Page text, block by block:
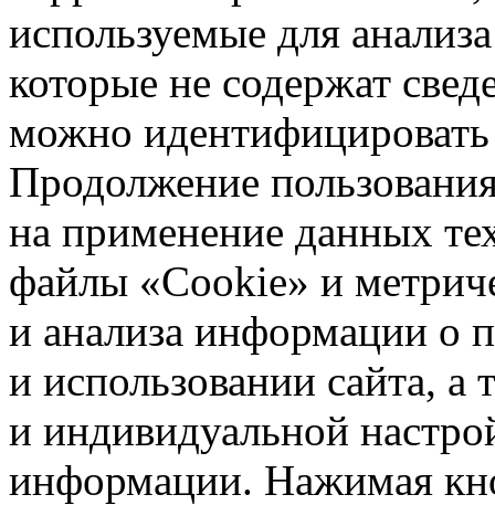
используемые для
которые не содержат
можно идентифицировать
Продолжение
на применение данных
файлы «Cookie» и
и анализа информации о
и использовании сайта,
и индивидуальной
информации. Нажимая